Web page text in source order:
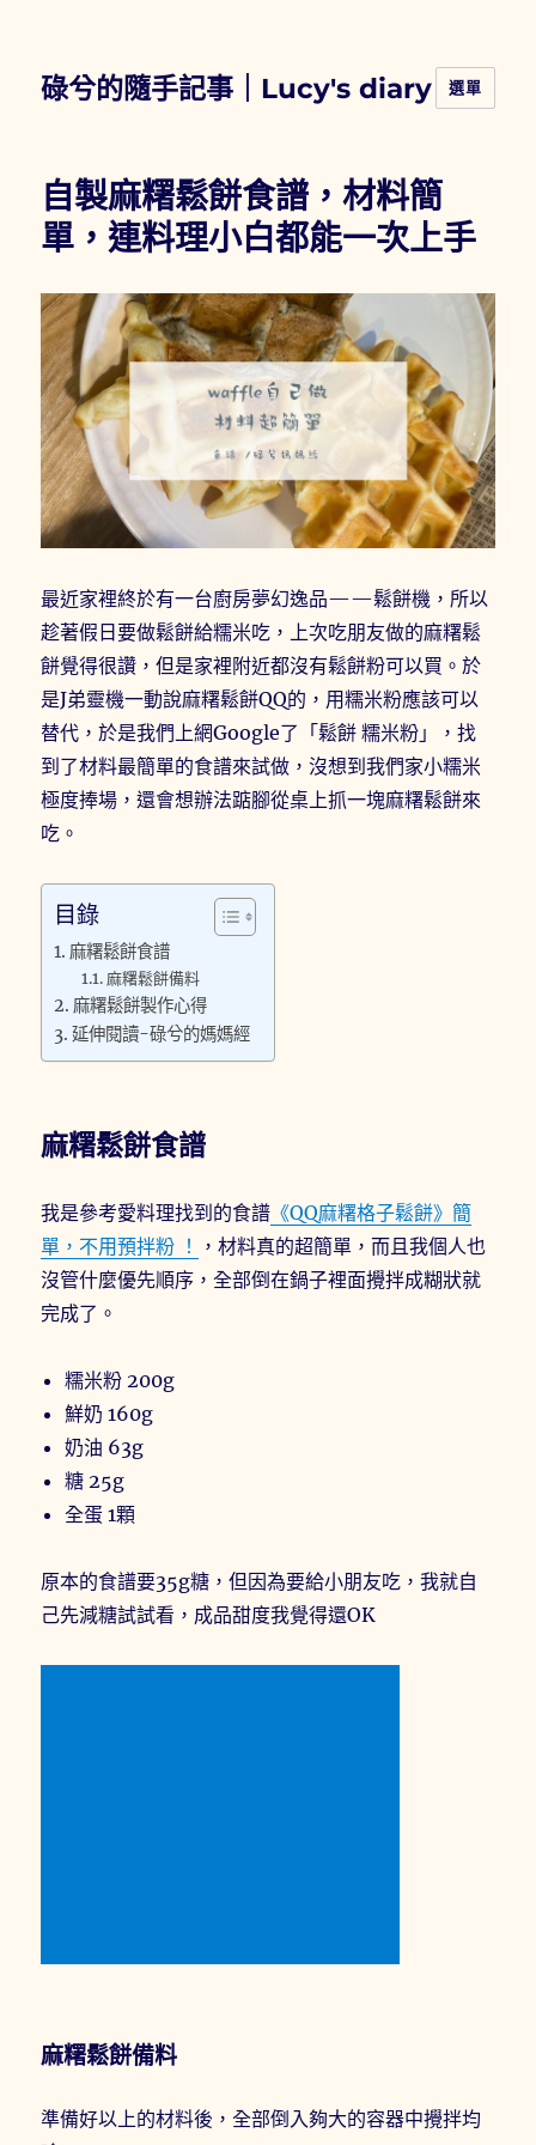
碌兮的隨手記事｜Lucy's diary 選單
自製麻糬鬆餅食譜，材料簡
單，連料理小白都能一次上手
最近家裡終於有一台廚房夢幻逸品——鬆餅機，所以
趁著假日要做鬆餅給糯米吃，上次吃朋友做的麻糬鬆
餅覺得很讚，但是家裡附近都沒有鬆餅粉可以買。於
是J弟靈機一動說麻糬鬆餅QQ的，用糯米粉應該可以
替代，於是我們上網Google了「鬆餅 糯米粉」，找
到了材料最簡單的食譜來試做，沒想到我們家小糯米
極度捧場，還會想辦法踮腳從桌上抓一塊麻糬鬆餅來
吃。
目錄
麻糬鬆餅食譜
麻糬鬆餅備料
麻糬鬆餅製作心得
延伸閱讀-碌兮的媽媽經
麻糬鬆餅食譜
我是參考愛料理找到的食譜 《QQ麻糬格子鬆餅》簡
單，不用預拌粉 ！
，材料真的超簡單，而且我個人也
沒管什麼優先順序，全部倒在鍋子裡面攪拌成糊狀就
完成了。
糯米粉 200g
鮮奶 160g
奶油 63g
糖 25g
全蛋 1顆
原本的食譜要35g糖，但因為要給小朋友吃，我就自
己先減糖試試看，成品甜度我覺得還OK
麻糬鬆餅備料
準備好以上的材料後，全部倒入夠大的容器中攪拌均